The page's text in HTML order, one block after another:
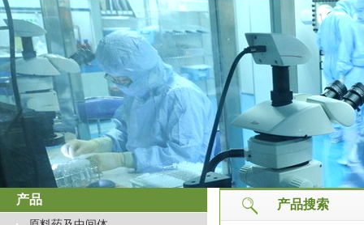
产品 产品搜索